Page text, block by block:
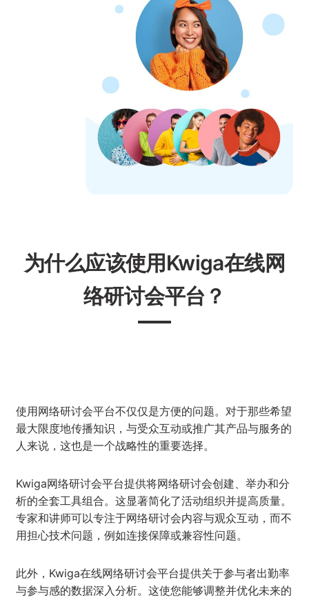
为什么应该使用Kwiga在线网
络研讨会平台？
使用网络研讨会平台不仅仅是方便的问题。对于那些希望
最大限度地传播知识，与受众互动或推广其产品与服务的
人来说，这也是一个战略性的重要选择。
Kwiga网络研讨会平台提供将网络研讨会创建、举办和分
析的全套工具组合。这显著简化了活动组织并提高质量。
专家和讲师可以专注于网络研讨会内容与观众互动，而不
用担心技术问题，例如连接保障或兼容性问题。
此外，Kwiga在线网络研讨会平台提供关于参与者出勤率
与参与感的数据深入分析。这使您能够调整并优化未来的